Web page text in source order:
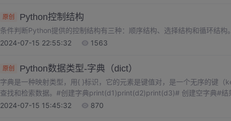
原创 Python控制结构
条件判断Python提供的控制结构有三种：顺序结构、选择结构和循环结构。
2024-07-15 22:55:32
1563
原创 Python数据类型-字典（dict）
字典是一种映射类型，用{ }标识，它的元素是键值对，是一个无序的键（
查找和检索数据。#创建字典print(d1)print(d2)print(d3)# 创建空字典#结
能重复，重复添加等同于覆盖原有数据，键必须是唯一的。# 定义重复key
2024-07-15 15:45:32 870